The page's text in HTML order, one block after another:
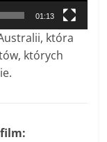
01:13
która
których